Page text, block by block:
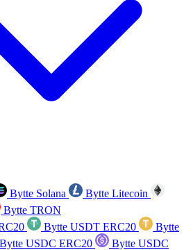
Bytte Solana
Bytte Litecoin
Bytte TRON
Bytte USDT ERC20
Bytte
Bytte USDC ERC20
Bytte USDC